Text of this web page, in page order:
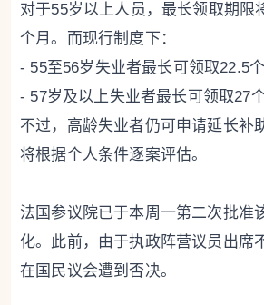
对于55岁以上人员，最长领取期限
个月。而现行制度下：
- 55至56岁失业者最长可领取22.5个
- 57岁及以上失业者最长可领取27个
不过，高龄失业者仍可申请延长补
将根据个人条件逐案评估。
法国参议院已于本周一第二次批准
化。此前，由于执政阵营议员出席
在国民议会遭到否决。